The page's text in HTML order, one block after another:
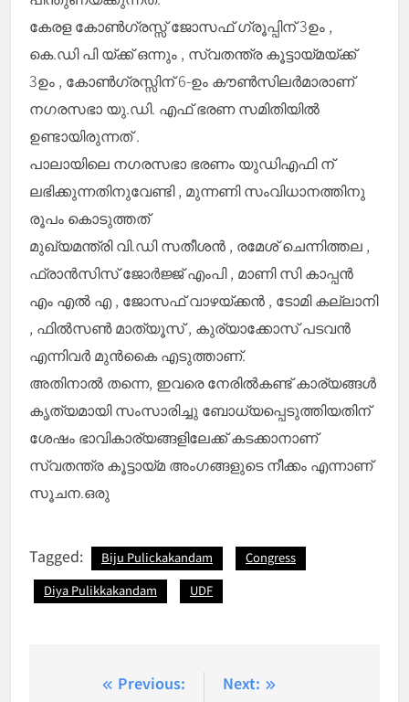
കേരള കോൺഗ്രസ്സ് ജോസഫ് ഗ്രൂപ്പിന് 3ഉം ,
കെ.ഡി പി യ്ക്ക് ഒന്നും , സ്വതന്ത്ര കൂട്ടായ്മയ്ക്ക്
3ഉം , കോൺഗ്രസ്സിന് 6-ഉം കൗൺസിലർമാരാണ്
നഗരസഭാ യു.ഡി. എഫ് ഭരണ സമിതിയിൽ
ഉണ്ടായിരുന്നത് .
പാലായിലെ നഗരസഭാ ഭരണം യുഡിഎഫി ന്
ലഭിക്കുന്നതിനുവേണ്ടി , മുന്നണി സംവിധാനത്തിനു
രൂപം കൊടുത്തത്
മുഖ്യമന്ത്രി വി.ഡി സതീശൻ , രമേശ് ചെന്നിത്തല ,
ഫ്രാൻസിസ് ജോർജ്ജ് എംപി , മാണി സി കാപ്പൻ
എം എൽ എ , ജോസഫ് വാഴയ്ക്കൻ , ടോമി കല്ലാനി
, ഫിൽസൺ മാത്യൂസ് , കുര്യാക്കോസ് പടവൻ
എന്നിവർ മുൻകൈ എടുത്താണ്.
അതിനാൽ തന്നെ, ഇവരെ നേരിൽകണ്ട് കാര്യങ്ങൾ
കൃത്യമായി സംസാരിച്ചു ബോധ്യപ്പെടുത്തിയതിന്
ശേഷം ഭാവികാര്യങ്ങളിലേക്ക് കടക്കാനാണ്
സ്വതന്ത്ര കൂട്ടായ്മ അംഗങ്ങളുടെ നീക്കം എന്നാണ്
സൂചന.ഒരു
Tagged: Biju Pulickakandam
Congress
Diya Pulikkakandam
UDF
Previous:
Next: